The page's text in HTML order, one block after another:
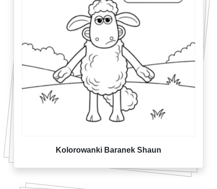
Kolorowanki Baranek Shaun